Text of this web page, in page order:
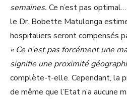
semaines. Ce n’est pas
le Dr. Bobette Matulonga
hospitaliers seront compensés
« Ce n’est pas forcément une
signifie une proximité
complète-t-elle. Cependant, la
de même que l’Etat n’a aucune